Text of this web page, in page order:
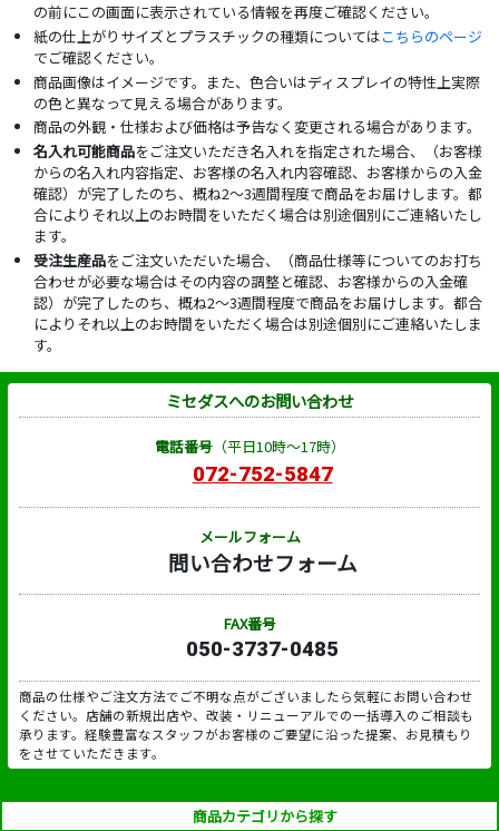
の前にこの画面に表示されている情報を再度ご確認ください。
紙の仕上がりサイズとプラスチックの種類についてはこちらのページ
でご確認ください。
商品画像はイメージです。また、色合いはディスプレイの特性上実際
の色と異なって見える場合があります。
商品の外観・仕様および価格は予告なく変更される場合があります。
名入れ可能商品をご注文いただき名入れを指定された場合、（お客様
からの名入れ内容指定、お客様の名入れ内容確認、お客様からの入金
確認）が完了したのち、概ね2～3週間程度で商品をお届けします。都
合によりそれ以上のお時間をいただく場合は別途個別にご連絡いたし
ます。
受注生産品をご注文いただいた場合、（商品仕様等についてのお打ち
合わせが必要な場合はその内容の調整と確認、お客様からの入金確
認）が完了したのち、概ね2～3週間程度で商品をお届けします。都合
によりそれ以上のお時間をいただく場合は別途個別にご連絡いたしま
す。
ミセダスへのお問い合わせ
電話番号（平日10時～17時）
072-752-5847
メールフォーム
問い合わせフォーム
FAX番号
050-3737-0485
商品の仕様やご注文方法でご不明な点がございましたら気軽にお問い合わせ
ください。店舗の新規出店や、改装・リニューアルでの一括導入のご相談も
承ります。経験豊富なスタッフがお客様のご要望に沿った提案、お見積もり
をさせていただきます。
商品カテゴリから探す